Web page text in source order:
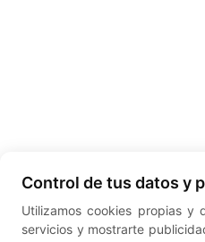
Control de tus datos y
Utilizamos cookies propias y
servicios y mostrarte